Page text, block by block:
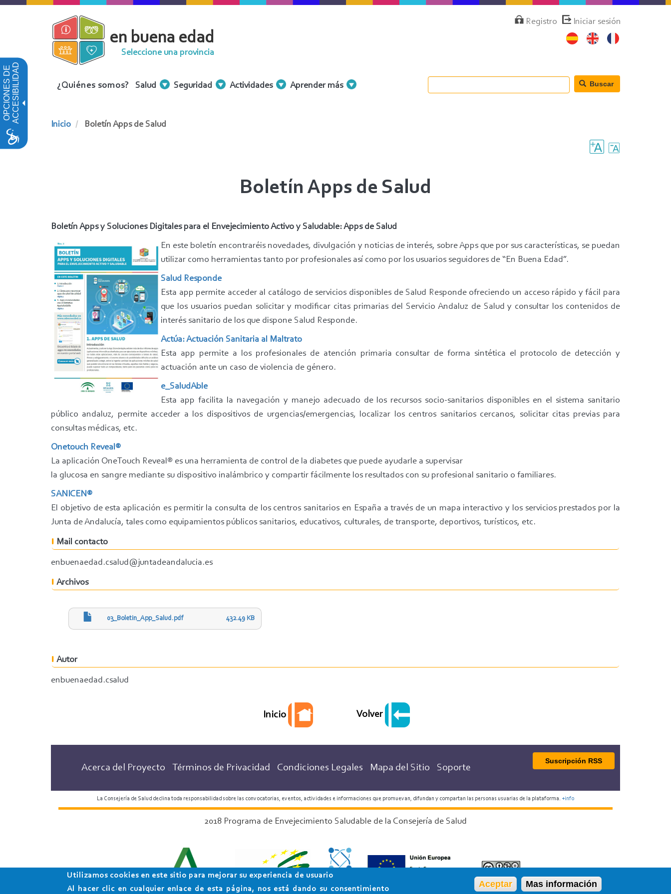
OPCIONES DEACCESIBILIDAD
Pasar
MenúRegistro Iniciar sesión
en buena edad
Seleccione una provincia
Menu
¿Quiénes somos? Salud Seguridad Actividades Aprender más Buscar
Inicio Boletín Apps de Salud
Boletín Apps de Salud
Boletín Apps y Soluciones Digitales para el Envejecimiento Activo y Saludable: Apps de Salud
En este boletín encontraréis novedades, divulgación y noticias de interés, sobre Apps que por sus características, se puedan
utilizar como herramientas tanto por profesionales así como por los usuarios seguidores de “En Buena Edad”.
Salud Responde
Esta app permite acceder al catálogo de servicios disponibles de Salud Responde ofreciendo un acceso rápido y fácil para
que los usuarios puedan solicitar y modificar citas primarias del Servicio Andaluz de Salud y consultar los contenidos de
interés sanitario de los que dispone Salud Responde.
Actúa: Actuación Sanitaria al Maltrato
Esta app permite a los profesionales de atención primaria consultar de forma sintética el protocolo de detección y
actuación ante un caso de violencia de género.
e_SaludAble
Esta app facilita la navegación y manejo adecuado de los recursos socio-sanitarios disponibles en el sistema sanitario
público andaluz, permite acceder a los dispositivos de urgencias/emergencias, localizar los centros sanitarios cercanos, solicitar citas previas para
consultas médicas, etc.
Onetouch Reveal®
La aplicación OneTouch Reveal® es una herramienta de control de la diabetes que puede ayudarle a supervisar
la glucosa en sangre mediante su dispositivo inalámbrico y compartir fácilmente los resultados con su profesional sanitario o familiares.
SANICEN®
El objetivo de esta aplicación es permitir la consulta de los centros sanitarios en España a través de un mapa interactivo y los servicios prestados por la
Junta de Andalucía, tales como equipamientos públicos sanitarios, educativos, culturales, de transporte, deportivos, turísticos, etc.
Mail contacto
enbuenaedad.csalud@juntadeandalucia.es
Archivos
03_Boletin_App_Salud.pdf 432.49 KB
Autor
enbuenaedad.csalud
Inicio Volver
Acerca del Proyecto Términos de Privacidad Condiciones Legales Mapa del Sitio Soporte
Suscripción RSS
La Consejería de Salud declina toda responsabilidad sobre las convocatorias, eventos, actividades e informaciones que promuevan, difundan y compartan las personas usuarias de la plataforma. +info
2018 Programa de Envejecimiento Saludable de la Consejería de Salud
Utilizamos cookies en este sitio para mejorar su experiencia de usuario
Al hacer clic en cualquier enlace de esta página, nos está dando su consentimiento
Aceptar Mas información